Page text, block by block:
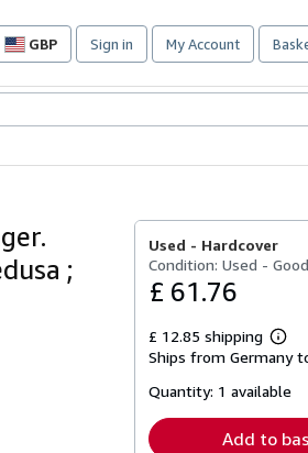
GBP
Site
preferences
Sign in My Account
;
Used - Hardcover
Condition: Used - Good
£ 61.76
£ 12.85 shipping
Learn
more
Ships from Germany
Quantity: 1 available
Add to